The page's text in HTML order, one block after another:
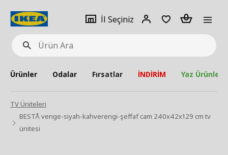
Ürün
Ara
İl Seçiniz
Giriş
Adet
Ürünler Odalar Fırsatlar İNDİRİM Yaz Ürünleri
TV Üniteleri
BESTÅ venge-siyah-kahverengi-şeffaf cam 240x42x129 cm tv
ünitesi